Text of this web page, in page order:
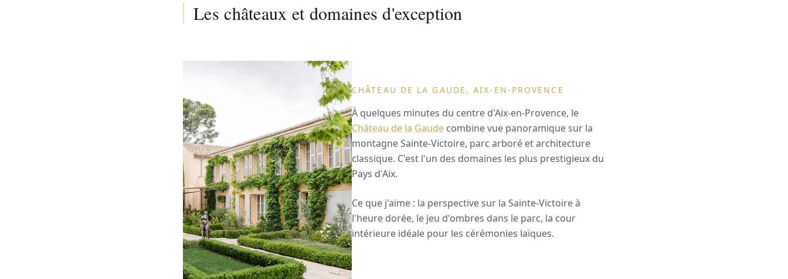
Les châteaux et domaines d'exception
CHÂTEAU DE LA GAUDE, AIX-EN-PROVENCE
À quelques minutes du centre d'Aix-en-Provence, le
Château de la Gaude combine vue panoramique sur la
montagne Sainte-Victoire, parc arboré et architecture
classique. C'est l'un des domaines les plus prestigieux du
Pays d'Aix.
Ce que j'aime : la perspective sur la Sainte-Victoire à
l'heure dorée, le jeu d'ombres dans le parc, la cour
intérieure idéale pour les cérémonies laïques.